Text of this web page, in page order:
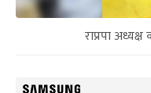
राप्रपा